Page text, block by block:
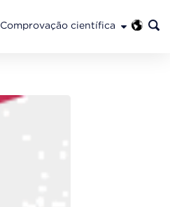
Comprovação científica